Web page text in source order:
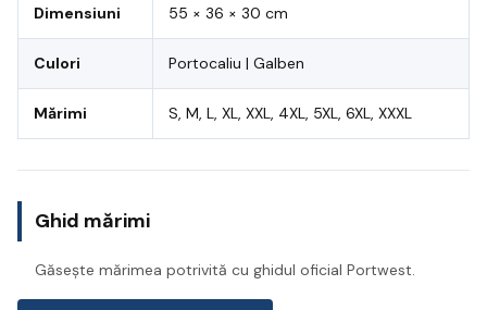
Dimensiuni 55 × 36 × 30 cm
Culori Portocaliu | Galben
Mărimi S, M, L, XL, XXL, 4XL, 5XL, 6XL, XXXL
Ghid mărimi
Găsește mărimea potrivită cu ghidul oficial Portwest.